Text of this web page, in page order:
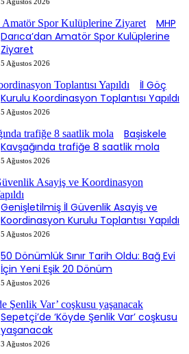
MHP
Darıca’dan Amatör Spor Kulüplerine
Ziyaret
5 Ağustos 2026
İl Göç
Kurulu Koordinasyon Toplantısı Yapıldı
5 Ağustos 2026
Başiskele
Kavşağında trafiğe 8 saatlik mola
5 Ağustos 2026
Genişletilmiş İl Güvenlik Asayiş ve
Koordinasyon Kurulu Toplantısı Yapıldı
5 Ağustos 2026
50 Dönümlük Sınır Tarih Oldu: Bağ Evi
İçin Yeni Eşik 20 Dönüm
5 Ağustos 2026
Sepetçi’de ‘Köyde Şenlik Var’ coşkusu
yaşanacak
3 Ağustos 2026